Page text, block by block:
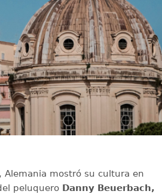
Alemania mostró su cultura en
peluquero Danny Beuerbach,